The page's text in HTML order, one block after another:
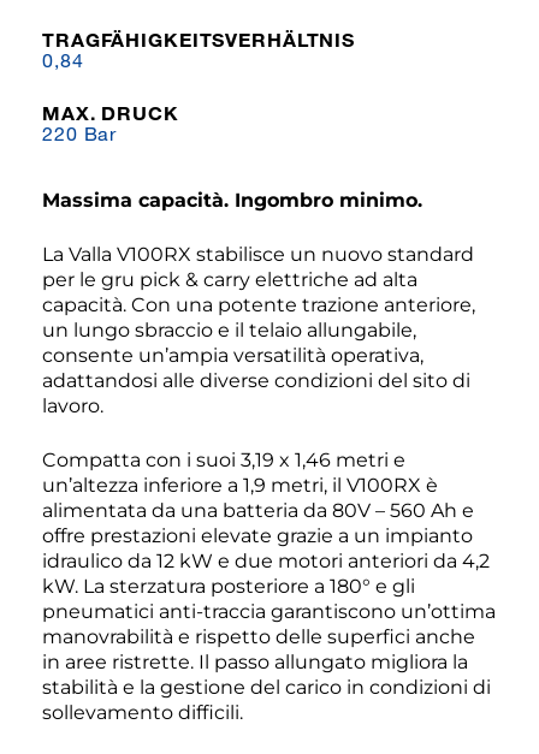
TRAGFÄHIGKEITSVERHÄLTNIS
0,84
MAX. DRUCK
220 Bar
Massima capacità. Ingombro minimo.
La Valla V100RX stabilisce un nuovo standard
per le gru pick & carry elettriche ad alta
capacità. Con una potente trazione anteriore,
un lungo sbraccio e il telaio allungabile,
consente un’ampia versatilità operativa,
adattandosi alle diverse condizioni del sito di
lavoro.
Compatta con i suoi 3,19 x 1,46 metri e
un’altezza inferiore a 1,9 metri, il V100RX è
alimentata da una batteria da 80V – 560 Ah e
offre prestazioni elevate grazie a un impianto
idraulico da 12 kW e due motori anteriori da 4,2
kW. La sterzatura posteriore a 180° e gli
pneumatici anti-traccia garantiscono un’ottima
manovrabilità e rispetto delle superfici anche
in aree ristrette. Il passo allungato migliora la
stabilità e la gestione del carico in condizioni di
sollevamento difficili.